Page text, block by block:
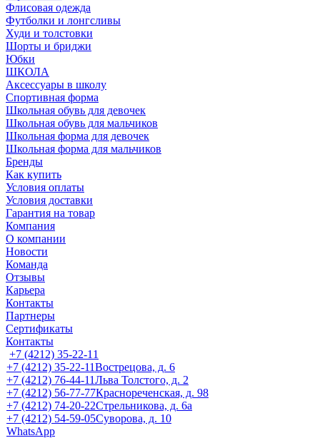
Флисовая одежда
Футболки и лонгсливы
Худи и толстовки
Шорты и бриджи
Юбки
ШКОЛА
Аксессуары в школу
Спортивная форма
Школьная обувь для девочек
Школьная обувь для мальчиков
Школьная форма для девочек
Школьная форма для мальчиков
Бренды
Как купить
Условия оплаты
Условия доставки
Гарантия на товар
Компания
О компании
Новости
Команда
Отзывы
Карьера
Контакты
Партнеры
Сертификаты
Контакты
+7 (4212) 35-22-11
+7 (4212) 35-22-11Вострецова, д. 6
+7 (4212) 76-44-11Льва Толстого, д. 2
+7 (4212) 56-77-77Краснореченская, д. 98
+7 (4212) 74-20-22Стрельникова, д. 6а
+7 (4212) 54-59-05Суворова, д. 10
WhatsApp